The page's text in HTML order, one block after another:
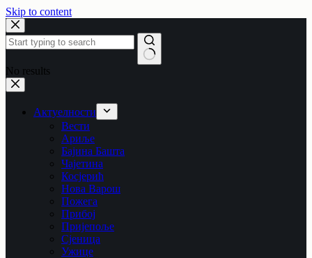
Skip to content
No results
Актуелности
Вести
Ариље
Бајина Башта
Чајетина
Косјерић
Нова Варош
Пожега
Прибој
Пријепоље
Сјеница
Ужице